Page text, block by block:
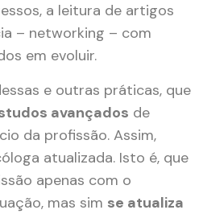
a leitura de artigos
– networking – com
em evoluir.
e outras práticas, que
avançados de
da profissão. Assim,
atualizada. Isto é, que
apenas com o
mas sim se atualiza